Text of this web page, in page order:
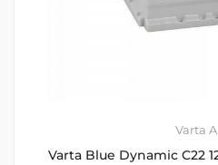
Varta
Varta Blue Dynamic C22